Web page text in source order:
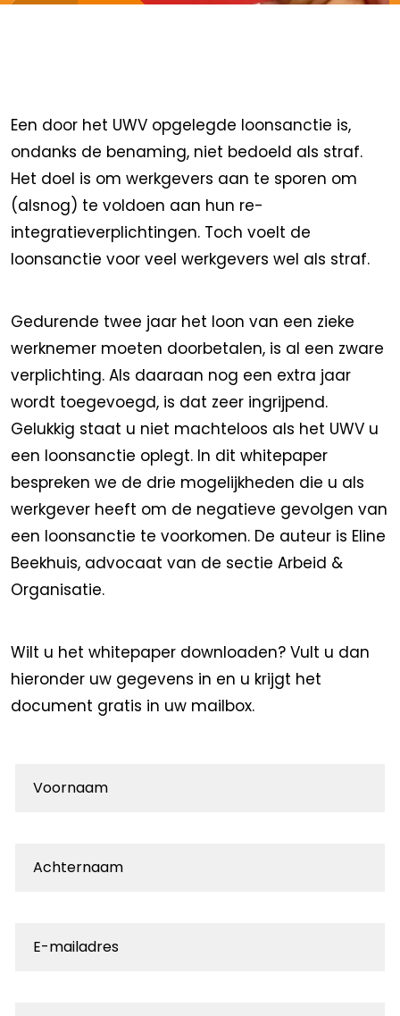
Een door het UWV opgelegde loonsanctie is,
ondanks de benaming, niet bedoeld als straf.
Het doel is om werkgevers aan te sporen om
(alsnog) te voldoen aan hun re-
integratieverplichtingen. Toch voelt de
loonsanctie voor veel werkgevers wel als straf.
Gedurende twee jaar het loon van een zieke
werknemer moeten doorbetalen, is al een zware
verplichting. Als daaraan nog een extra jaar
wordt toegevoegd, is dat zeer ingrijpend.
Gelukkig staat u niet machteloos als het UWV u
een loonsanctie oplegt. In dit whitepaper
bespreken we de drie mogelijkheden die u als
werkgever heeft om de negatieve gevolgen van
een loonsanctie te voorkomen. De auteur is Eline
Beekhuis, advocaat van de sectie Arbeid &
Organisatie.
Wilt u het whitepaper downloaden? Vult u dan
hieronder uw gegevens in en u krijgt het
document gratis in uw mailbox.